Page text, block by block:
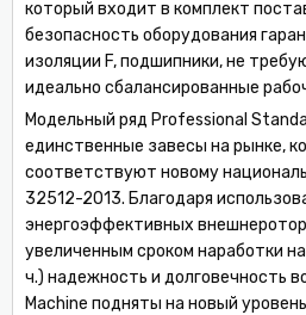
который входит в комплект
безопасность оборудования
изоляции F, подшипники, не
идеально сбалансированные
Модельный ряд Professional
единственные завесы на рынке,
соответствуют новому
32512-2013. Благодаря
энергоэффективных
увеличенным сроком наработки
ч.) надежность и долговечность
Machine подняты на новый